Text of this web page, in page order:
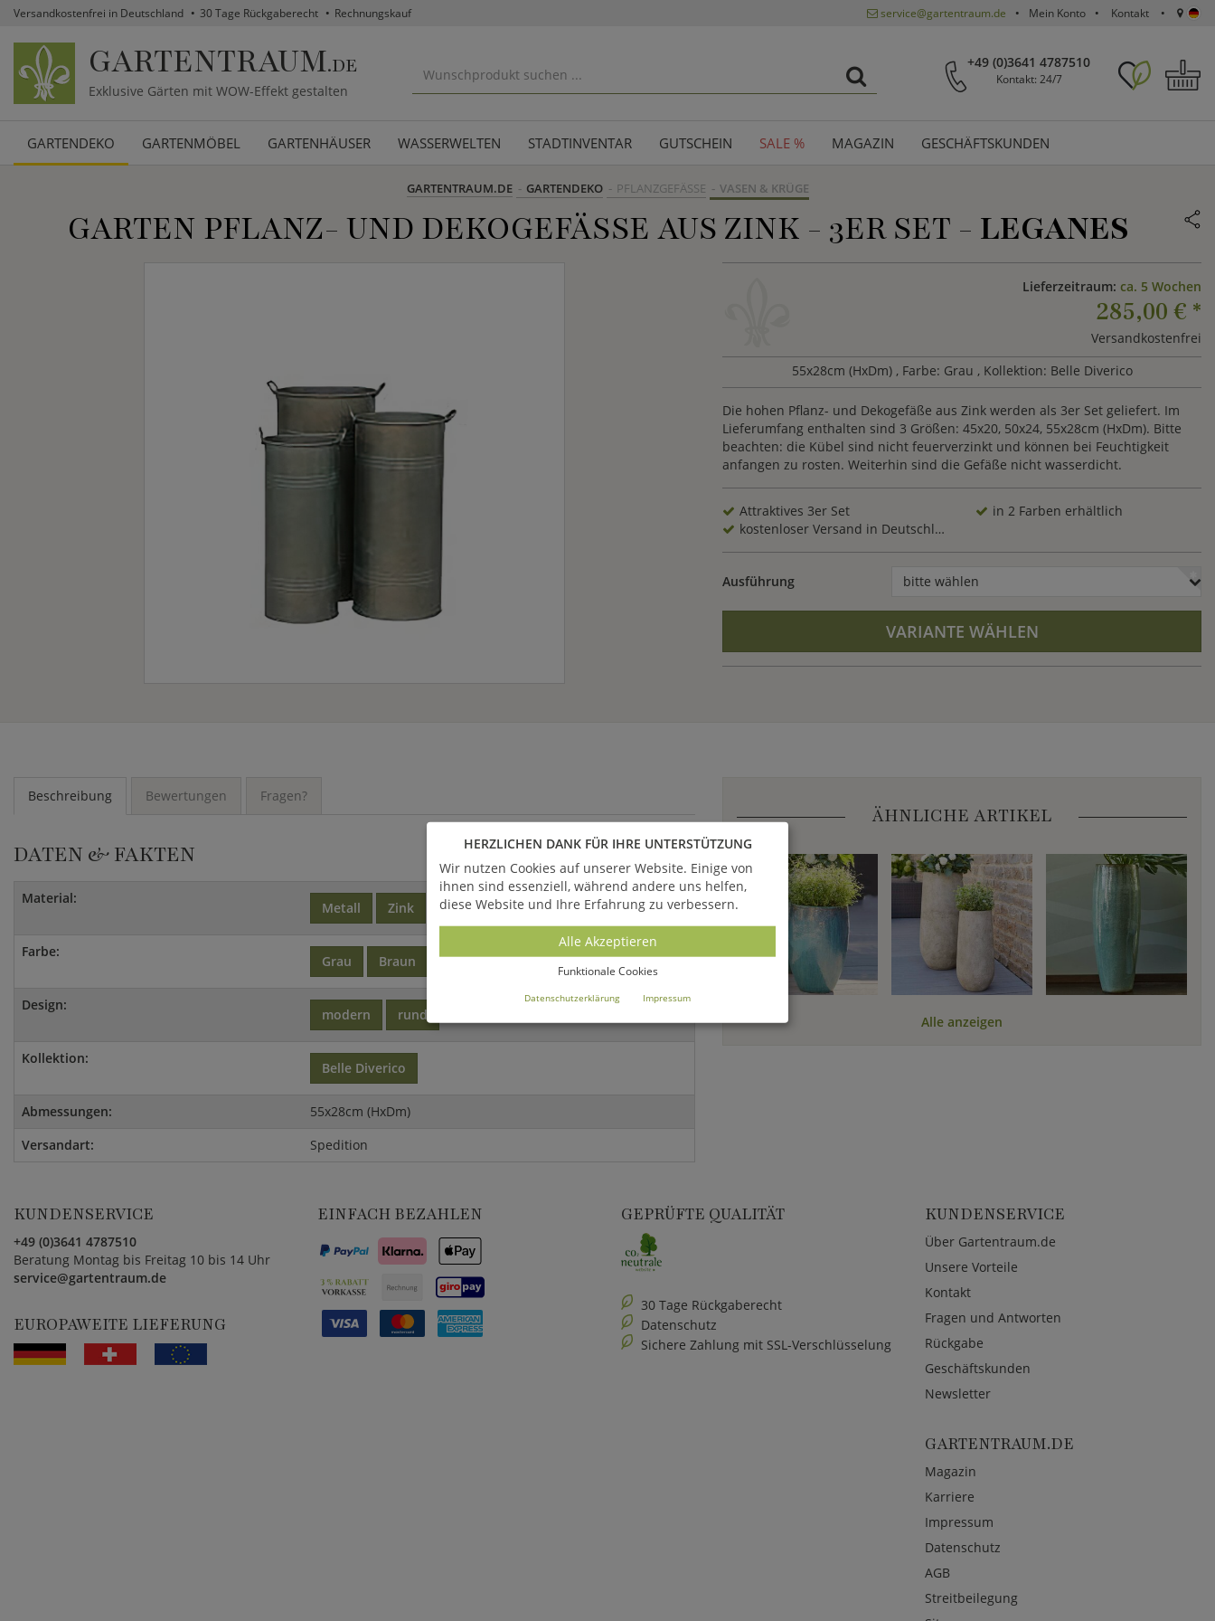
Versandkostenfrei in Deutschland 30 Tage Rückgaberecht Rechnungskauf service@gartentraum.de Mein Konto Kontakt
GARTENTRAUM.DE
Exklusive Gärten mit WOW-Effekt gestalten
+49 (0)3641 4787510
Kontakt: 24/7
GARTENDEKO GARTENMÖBEL GARTENHÄUSER WASSERWELTEN STADTINVENTAR GUTSCHEIN SALE % MAGAZIN GESCHÄFTSKUNDEN
GARTENTRAUM.DE GARTENDEKO PFLANZGEFÄSSE VASEN & KRÜGE
GARTEN PFLANZ- UND DEKOGEFÄSSE AUS ZINK - 3ER SET - LEGANES
Lieferzeitraum: ca. 5 Wochen
285,00 € *
Versandkostenfrei
55x28cm (HxDm) , Farbe: Grau , Kollektion: Belle Diverico
Die hohen Pflanz- und Dekogefäße aus Zink werden als 3er Set geliefert. Im
Lieferumfang enthalten sind 3 Größen: 45x20, 50x24, 55x28cm (HxDm). Bitte
beachten: die Kübel sind nicht feuerverzinkt und können bei Feuchtigkeit
anfangen zu rosten. Weiterhin sind die Gefäße nicht wasserdicht.
Attraktives 3er Set
in 2 Farben erhältlich
kostenloser Versand in Deutschland
Ausführung bitte wählen
VARIANTE WÄHLEN
Beschreibung Bewertungen Fragen?
DATEN & FAKTEN
Material:
Metall Zink
Farbe:
Grau Braun
Design:
modern rund
Kollektion:
Belle Diverico
Abmessungen:
55x28cm (HxDm)
Versandart:
Spedition
ÄHNLICHE ARTIKEL
Alle anzeigen
KUNDENSERVICE
+49 (0)3641 4787510
Beratung Montag bis Freitag 10 bis 14 Uhr
service@gartentraum.de
EUROPAWEITE LIEFERUNG
EINFACH BEZAHLEN GEPRÜFTE QUALITÄT
30 Tage Rückgaberecht
Datenschutz
Sichere Zahlung mit SSL-Verschlüsselung
KUNDENSERVICE
Über Gartentraum.de
Unsere Vorteile
Kontakt
Fragen und Antworten
Rückgabe
Geschäftskunden
Newsletter
GARTENTRAUM.DE
Magazin
Karriere
Impressum
Datenschutz
AGB
Streitbeilegung
HERZLICHEN DANK FÜR IHRE UNTERSTÜTZUNG
Wir nutzen Cookies auf unserer Website. Einige von
ihnen sind essenziell, während andere uns helfen,
diese Website und Ihre Erfahrung zu verbessern.
Alle Akzeptieren
Funktionale Cookies
Datenschutzerklärung Impressum